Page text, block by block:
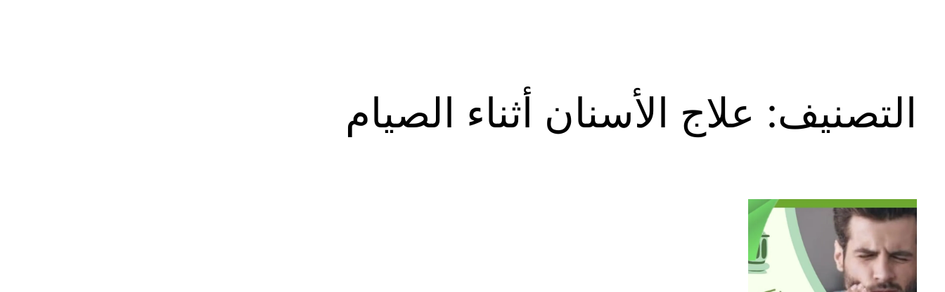
التصنيف: علاج الأسنان أثناء الصيام